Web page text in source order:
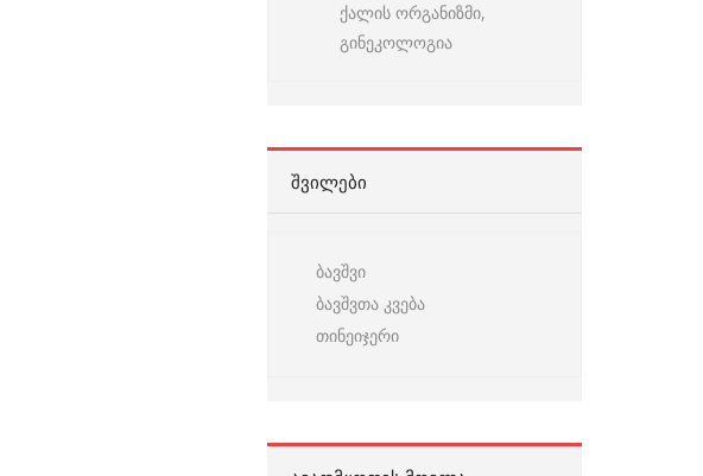
ქალის ორგანიზმი,
გინეკოლოგია
ᲨᲕᲘᲚᲔᲑᲘ
ბავშვი
ბავშვთა კვება
თინეიჯერი